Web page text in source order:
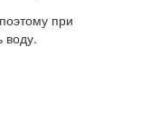
при
воду.